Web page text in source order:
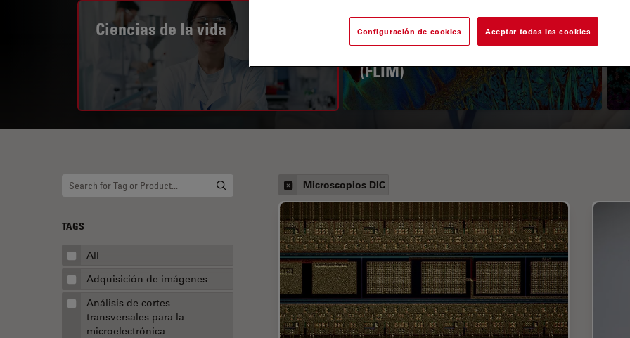
Ciencias de la vida
A Guide to Fluorescence
Lifetime Imaging Microscopy
(FLIM)
TAGS
All
Adquisición de imágenes
Análisis de cortes
transversales para la
microelectrónica
Microscopios DIC
Configuración de cookies Aceptar todas las cookies